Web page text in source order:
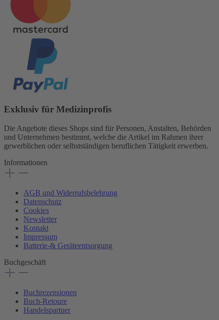
Exklusiv für Medizinprofis
Die Angebote dieses Shops sind für Personen, Anstalten, Behörden
und Unternehmen bestimmt, welche die Artikel im Rahmen ihrer
gewerblichen oder selbstständigen beruflichen Tätigkeit erwerben.
Informationen
AGB und Widerrufsbelehrung
Datenschutz
Cookies
Newsletter
Kontakt
Impressum
Batterie-& Geräteentsorgung
Buchgeschäft
Buchrezensionen
Buch-Retoure
Handelspartner